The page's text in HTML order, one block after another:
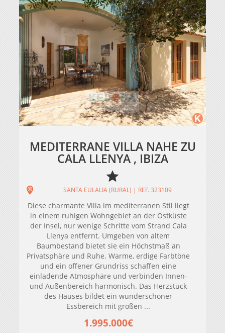
MEDITERRANE VILLA NAHE ZU
CALA LLENYA , IBIZA
SANTA EULALIA (RURAL) | REF. 323109
Diese charmante Villa im mediterranen Stil liegt
in einem ruhigen Wohngebiet an der Ostküste
der Insel, nur wenige Schritte vom Strand Cala
Llenya entfernt. Umgeben von altem
Baumbestand bietet sie ein Höchstmaß an
Privatsphäre und Ruhe. Warme, erdige Farbtöne
und ein offener Grundriss schaffen eine
einladende Atmosphäre und verbinden Innen-
und Außenbereich harmonisch. Das Herzstück
des Hauses bildet ein wunderschöner
Essbereich mit großen ...
1.995.000€